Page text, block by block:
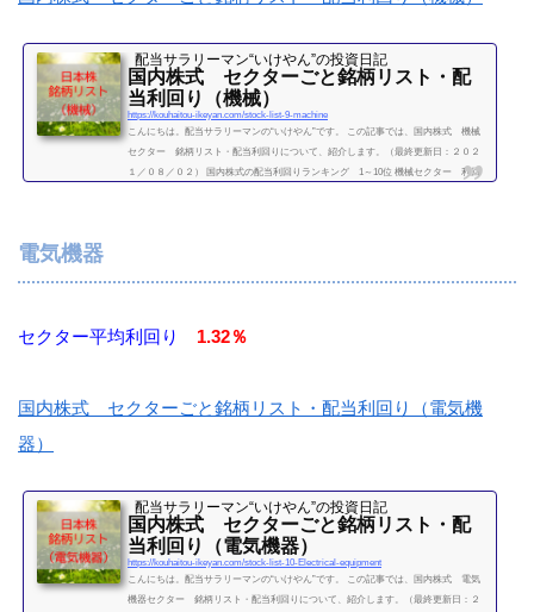
配当サラリーマン“いけやん”の投資日記 ​
国内株式 セクターごと銘柄リスト・配
当利回り（機械）
https://kouhaitou-ikeyan.com/stock-list-9-machine
こんにちは。配当サラリーマンの“いけやん”です。 この記事では、国内株式 機械
セクター 銘柄リスト・配当利回りについて、紹介します。（最終更新日：２０２
１／０８／０２） 国内株式の配当利回りランキング 1～10位 機械セクター 利回
続きを読む
電気機器
セクター平均利回り 1.32％
国内株式 セクターごと銘柄リスト・配当利回り（電気機
器）
配当サラリーマン“いけやん”の投資日記 ​
国内株式 セクターごと銘柄リスト・配
当利回り（電気機器）
https://kouhaitou-ikeyan.com/stock-list-10-Electrical-equipment
こんにちは。配当サラリーマンの“いけやん”です。 この記事では、国内株式 電気
機器セクター 銘柄リスト・配当利回りについて、紹介します。（最終更新日：２